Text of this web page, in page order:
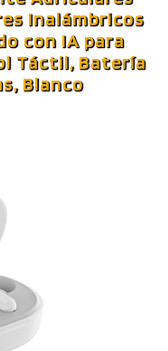
Inalámbricos
con IA para
Táctil, Batería
Blanco